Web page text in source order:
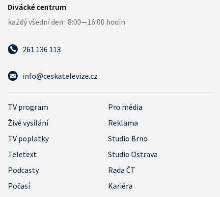
261 136 113
info@ceskatelevize.cz
TV program
Pro média
Živé vysílání
Reklama
TV poplatky
Studio Brno
Teletext
Studio Ostrava
Podcasty
Rada ČT
Počasí
Kariéra